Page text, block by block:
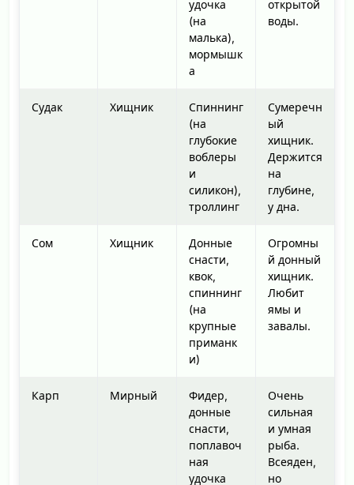
удочка
(на
малька),
мормышк
а
открытой
воды.
Судак Хищник
Спиннинг
(на
глубокие
воблеры
и
силикон),
троллинг
Сумеречн
ый
хищник.
Держится
на
глубине,
у дна.
Сом Хищник
Донные
снасти,
квок,
спиннинг
(на
крупные
приманк
и)
Огромны
й донный
хищник.
Любит
ямы и
завалы.
Карп Мирный
Фидер,
донные
снасти,
поплавоч
ная
удочка
Очень
сильная
и умная
рыба.
Всеяден,
но